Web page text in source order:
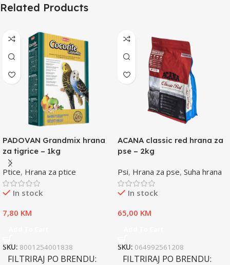
Related Products
PADOVAN Grandmix hrana
za tigrice – 1kg
Ptice, Hrana za ptice
In stock
7,80 KM
SKU: 8001254001838
FILTRIRAJ PO BRENDU
ACANA classic red hrana za
pse – 2kg
Psi, Hrana za pse, Suha hrana
In stock
65,00 KM
SKU: 064992561208
FILTRIRAJ PO BRENDU